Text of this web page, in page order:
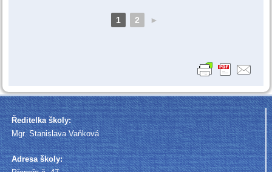
1 2 ►
Ředitelka školy:
Mgr. Stanislava Vaňková
Adresa školy: